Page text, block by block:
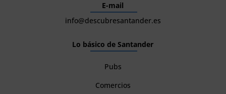
E-mail
info@descubresantander.es
Lo básico de Santander
Pubs
Comercios